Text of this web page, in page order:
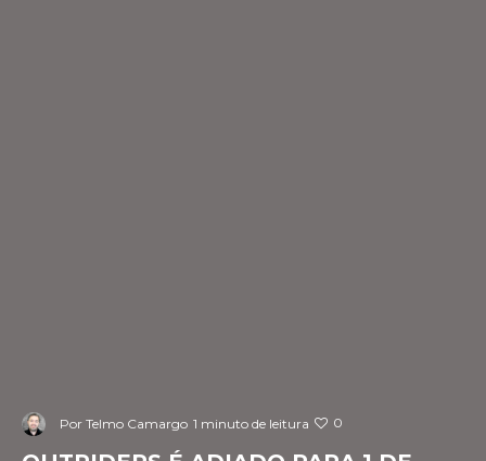
Por Telmo Camargo 1 minuto de leitura 0